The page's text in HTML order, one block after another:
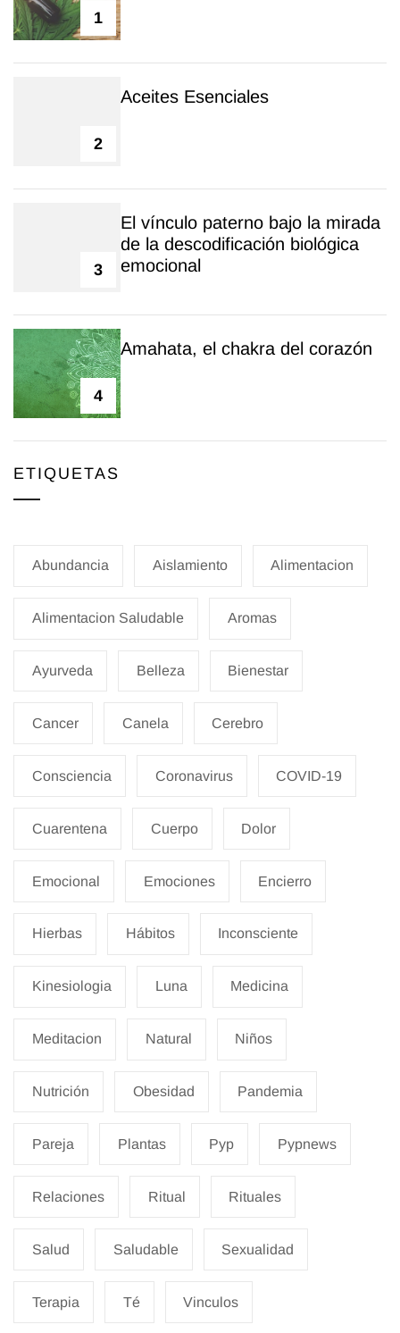
1
2
Aceites Esenciales
3
El vínculo paterno bajo la mirada
de la descodificación biológica
emocional
4
Amahata, el chakra del corazón
ETIQUETAS
Abundancia Aislamiento Alimentacion
Alimentacion Saludable Aromas
Ayurveda Belleza Bienestar
Cancer Canela Cerebro
Consciencia Coronavirus COVID-19
Cuarentena Cuerpo Dolor
Emocional Emociones Encierro
Hierbas Hábitos Inconsciente
Kinesiologia Luna Medicina
Meditacion Natural Niños
Nutrición Obesidad Pandemia
Pareja Plantas Pyp Pypnews
Relaciones Ritual Rituales
Salud Saludable Sexualidad
Terapia Té Vinculos